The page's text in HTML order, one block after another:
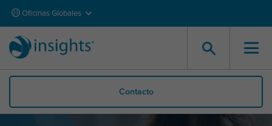
Oficinas Globales
Contacto